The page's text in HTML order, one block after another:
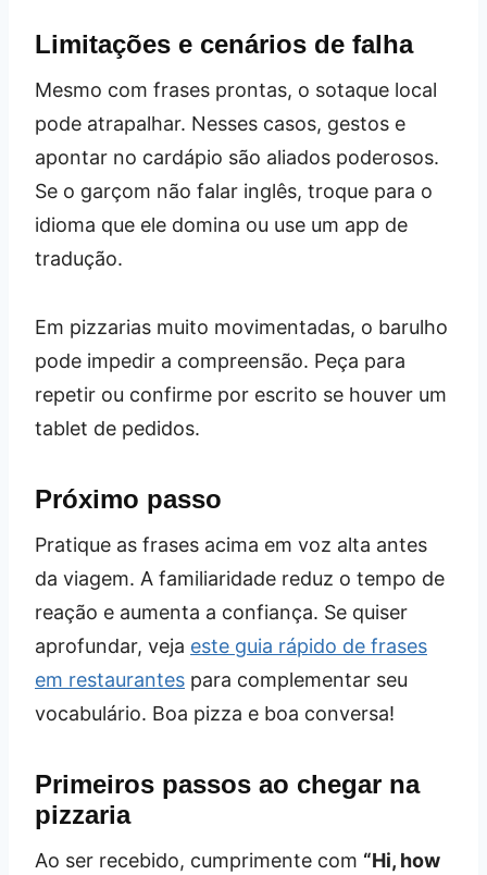
Limitações e cenários de falha
Mesmo com frases prontas, o sotaque local
pode atrapalhar. Nesses casos, gestos e
apontar no cardápio são aliados poderosos.
Se o garçom não falar inglês, troque para o
idioma que ele domina ou use um app de
tradução.
Em pizzarias muito movimentadas, o barulho
pode impedir a compreensão. Peça para
repetir ou confirme por escrito se houver um
tablet de pedidos.
Próximo passo
Pratique as frases acima em voz alta antes
da viagem. A familiaridade reduz o tempo de
reação e aumenta a confiança. Se quiser
aprofundar, veja este guia rápido de frases
em restaurantes para complementar seu
vocabulário. Boa pizza e boa conversa!
Primeiros passos ao chegar na
pizzaria
Ao ser recebido, cumprimente com “Hi, how